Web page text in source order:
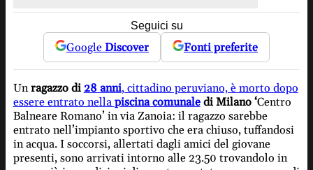
Seguici su
Google Discover Fonti preferite
Unragazzo di 28 anni, cittadino peruviano, è morto dopo
essere entrato nella piscina comunaledi Milano ‘Centro
Balneare Romano’ in via Zanoia: il ragazzo sarebbe
entrato nell’impianto sportivo che era chiuso, tuffandosi
in acqua. I soccorsi, allertati dagli amici del giovane
presenti, sono arrivati intorno alle 23.50 trovandolo in